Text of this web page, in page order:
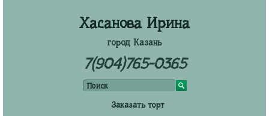
Хасанова Ирина
город Казань
7(904)765-0365
Заказать торт